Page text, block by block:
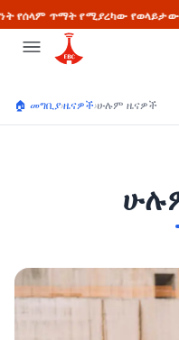
የወላይታው "አዋሲያ" የዕርቅ
🏠 መግቢያ›ዜናዎች›ሁሉም ዜናዎች